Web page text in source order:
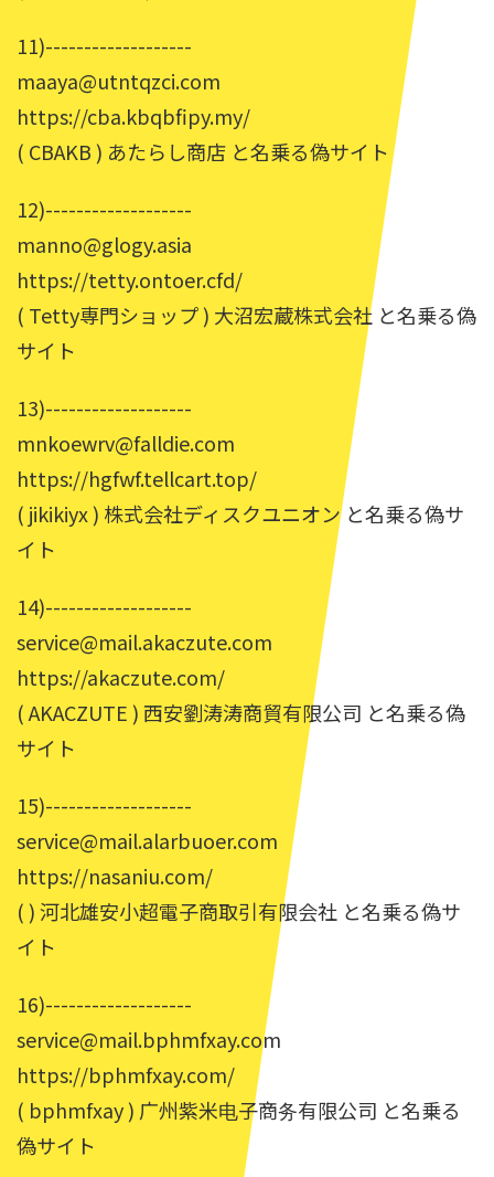
11)-------------------
maaya@utntqzci.com
https://cba.kbqbfipy.my/
( CBAKB ) あたらし商店 と名乗る偽サイト
12)-------------------
manno@glogy.asia
https://tetty.ontoer.cfd/
( Tetty専門ショップ ) 大沼宏蔵株式会社 と名乗る偽
サイト
13)-------------------
mnkoewrv@falldie.com
https://hgfwf.tellcart.top/
( jikikiyx ) 株式会社ディスクユニオン と名乗る偽サ
イト
14)-------------------
service@mail.akaczute.com
https://akaczute.com/
( AKACZUTE ) 西安劉涛涛商貿有限公司 と名乗る偽
サイト
15)-------------------
service@mail.alarbuoer.com
https://nasaniu.com/
( ) 河北雄安小超電子商取引有限会社 と名乗る偽サ
イト
16)-------------------
service@mail.bphmfxay.com
https://bphmfxay.com/
( bphmfxay ) 广州紫米电子商务有限公司 と名乗る
偽サイト